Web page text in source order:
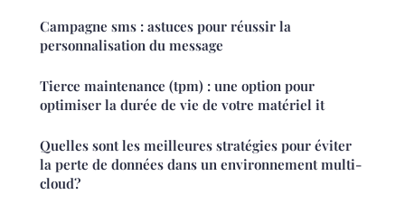
Campagne sms : astuces pour réussir la
personnalisation du message
Tierce maintenance (tpm) : une option pour
optimiser la durée de vie de votre matériel it
Quelles sont les meilleures stratégies pour éviter
la perte de données dans un environnement multi-
cloud?